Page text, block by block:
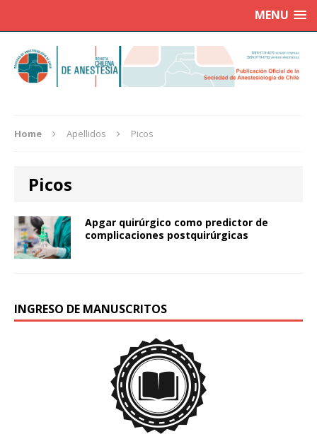
MENU
Home Apellidos Picos
Picos
Apgar quirúrgico como predictor de
complicaciones postquirúrgicas
INGRESO DE MANUSCRITOS